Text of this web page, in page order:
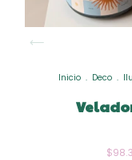
Inicio . Deco .